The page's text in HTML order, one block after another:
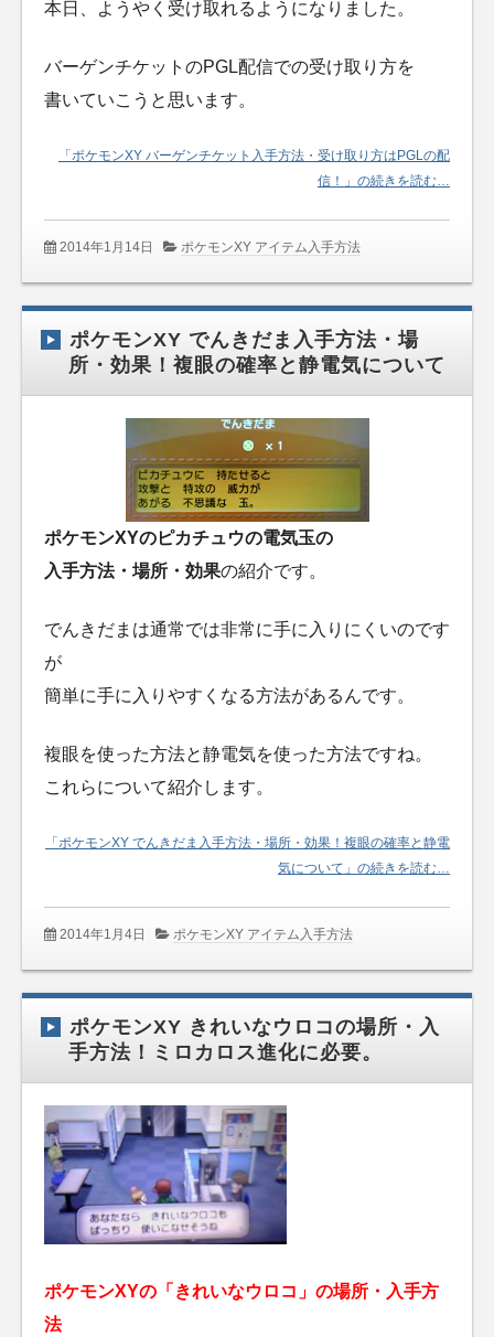
本日、ようやく受け取れるようになりました。
バーゲンチケットのPGL配信での受け取り方を
書いていこうと思います。
「ポケモンXY バーゲンチケット入手方法・受け取り方はPGLの配
信！」の続きを読む…
2014年1月14日 ポケモンXY アイテム入手方法
ポケモンXY でんきだま入手方法・場
所・効果！複眼の確率と静電気について
ポケモンXYのピカチュウの電気玉の
入手方法・場所・効果の紹介です。
でんきだまは通常では非常に手に入りにくいのです
が
簡単に手に入りやすくなる方法があるんです。
複眼を使った方法と静電気を使った方法ですね。
これらについて紹介します。
「ポケモンXY でんきだま入手方法・場所・効果！複眼の確率と静電
気について」の続きを読む…
2014年1月4日 ポケモンXY アイテム入手方法
ポケモンXY きれいなウロコの場所・入
手方法！ミロカロス進化に必要。
ポケモンXYの「きれいなウロコ」の場所・入手方
法